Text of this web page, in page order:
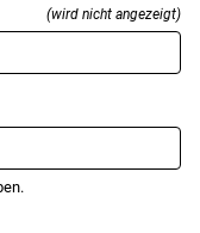
(wird nicht angezeigt)